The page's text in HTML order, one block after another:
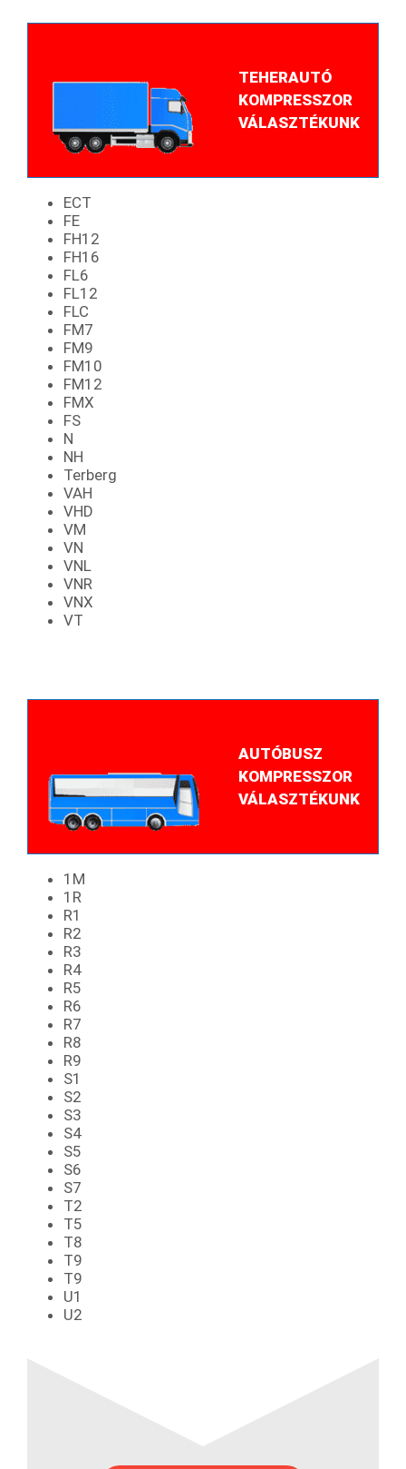
TEHERAUTÓ
KOMPRESSZOR
VÁLASZTÉKUNK
ECT
FE
FH12
FH16
FL6
FL12
FLC
FM7
FM9
FM10
FM12
FMX
FS
N
NH
Terberg
VAH
VHD
VM
VN
VNL
VNR
VNX
VT
AUTÓBUSZ
KOMPRESSZOR
VÁLASZTÉKUNK
1M
1R
R1
R2
R3
R4
R5
R6
R7
R8
R9
S1
S2
S3
S4
S5
S6
S7
T2
T5
T8
T9
T9
U1
U2